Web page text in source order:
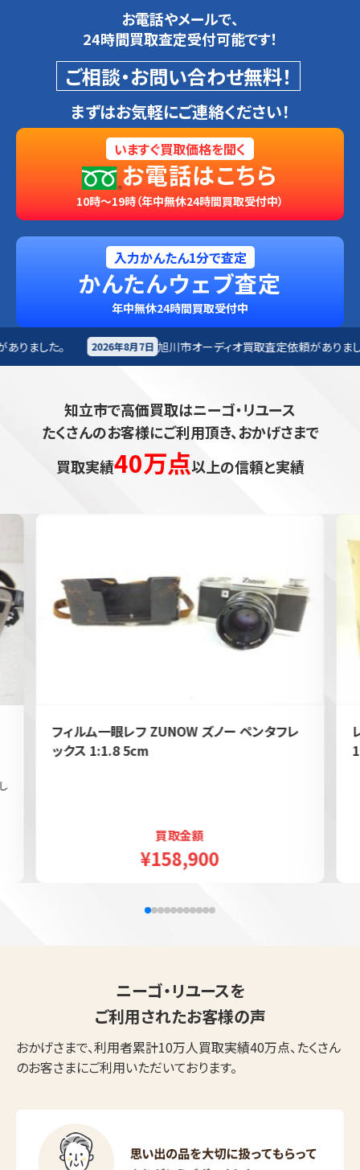
お電話やメールで、
24時間買取査定受付可能です！
ご相談・お問い合わせ無料！
まずはお気軽にご連絡ください！
いますぐ買取価格を聞く
お電話はこちら
10時～19時（年中無休24時間買取受付中）
入力かんたん1分で査定
かんたんウェブ査定
年中無休24時間買取受付中
月7日 旭川市 オーディオ買取査定依頼がありました。 2026年8月7日
知立市で高価買取はニーゴ・リユース
たくさんのお客様にご利用頂き、おかげさまで
買取実績40万点以上の信頼と実績
フィルム一眼レフ ZUNOW ズノー ペンタフレ
ックス 1:1.8 5cm
買取金額
¥158,900
ニーゴ・リユースを
ご利用されたお客様の声
おかげさまで、利用者累計10万人買取実績40万点、たくさん
のお客さまにご利用いただいております。